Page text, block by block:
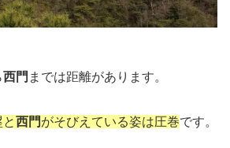
西門 までは距離があります。
西門がそびえている姿は圧巻です。